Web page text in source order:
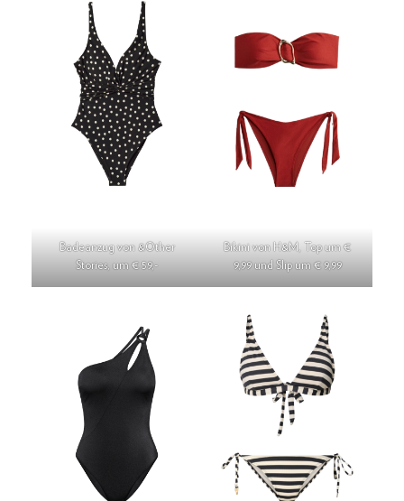
Badeanzug von &Other
Stories, um € 59,-
Bikini von H&M, Top um €
9,99 und Slip um € 9,99